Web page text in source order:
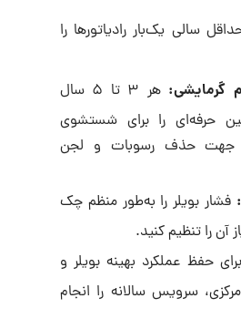
سالی یک‌بار رادیاتورها را
:
هر ۳ تا ۵ سال
حرفه‌ای را برای شستشوی
جهت حذف رسوبات و لجن
: فشار بویلر را به‌طور منظم چک
آن را تنظیم کنید.
برای حفظ عملکرد بهینه بویلر و
سرویس سالانه را انجام